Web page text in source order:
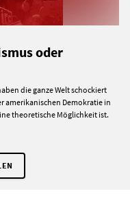
oder
die ganze Welt schockiert
amerikanischen Demokratie in
theoretische Möglichkeit ist.